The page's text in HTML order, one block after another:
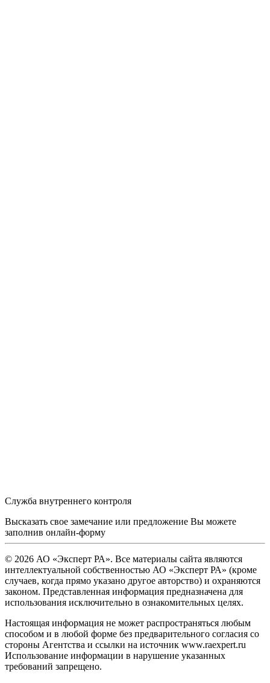
Служба внутреннего контроля
Высказать свое замечание или предложение Вы можете
заполнив онлайн-форму
© 2026 АО «Эксперт РА». Все материалы сайта являются
интеллектуальной собственностью АО «Эксперт РА» (кроме
случаев, когда прямо указано другое авторство) и охраняются
законом. Представленная информация предназначена для
использования исключительно в ознакомительных целях.
Настоящая информация не может распространяться любым
способом и в любой форме без предварительного согласия со
стороны Агентства и ссылки на источник www.raexpert.ru
Использование информации в нарушение указанных
требований запрещено.